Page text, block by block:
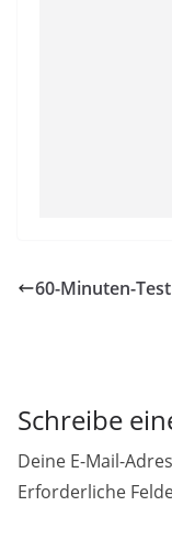
60-Minuten-Test
Schreibe
Deine E-Mail-
Erforderliche